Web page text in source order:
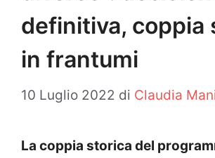
definitiva, coppia
in frantumi
10 Luglio 2022 di Claudia
La coppia storica del